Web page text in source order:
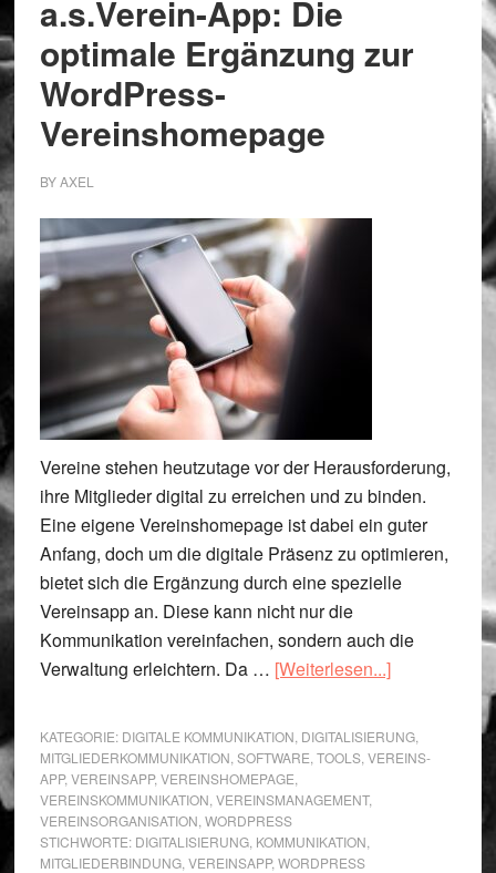
a.s.Verein-App: Die
optimale Ergänzung zur
WordPress-
Vereinshomepage
BYAXEL
Vereine stehen heutzutage vor der Herausforderung,
ihre Mitglieder digital zu erreichen und zu binden.
Eine eigene Vereinshomepage ist dabei ein guter
Anfang, doch um die digitale Präsenz zu optimieren,
bietet sich die Ergänzung durch eine spezielle
Vereinsapp an. Diese kann nicht nur die
Kommunikation vereinfachen, sondern auch die
Verwaltung erleichtern. Da … [Weiterlesen...]
optimale
KATEGORIE: DIGITALE KOMMUNIKATION DIGITALISIERUNG,
MITGLIEDERKOMMUNIKATION SOFTWARE TOOLS, VEREINS-
APP, VEREINSAPP, VEREINSHOMEPAGE
VEREINSKOMMUNIKATION VEREINSMANAGEMENT,
VEREINSORGANISATION WORDPRESS
STICHWORTE: DIGITALISIERUNG, KOMMUNIKATION
MITGLIEDERBINDUNG, VEREINSAPP, WORDPRESS